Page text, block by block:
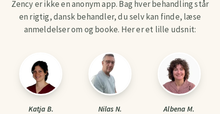
Zency er ikke en anonym app. Bag hver behandling står
en rigtig, dansk behandler, du selv kan finde, læse
anmeldelser om og booke. Her er et lille udsnit:
Katja B. Nilas N. Albena M.